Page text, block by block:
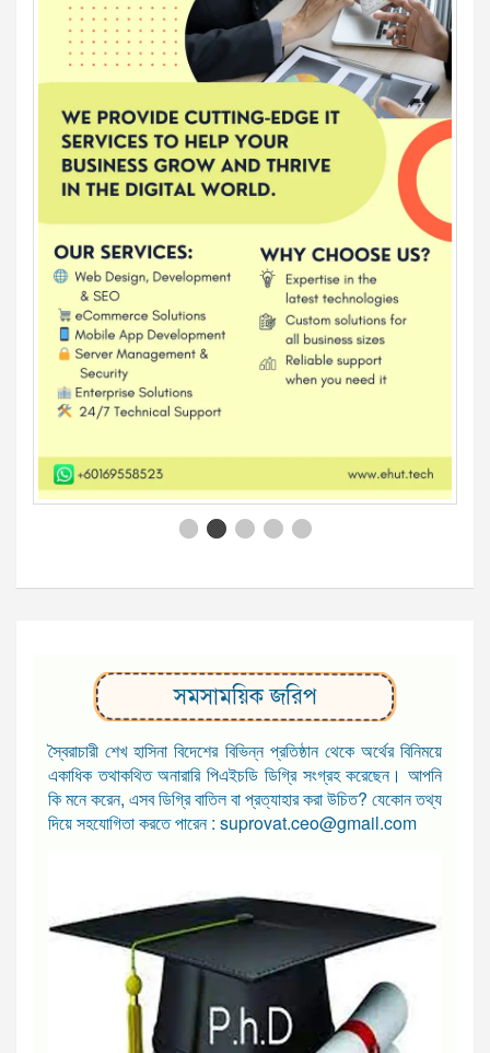
সমসাময়িক জরিপ
স্বৈরাচারী শেখ হাসিনা বিদেশের বিভিন্ন প্রতিষ্ঠান থেকে অর্থের বিনিময়ে
একাধিক তথাকথিত অনারারি পিএইচডি ডিগ্রি সংগ্রহ করেছেন। আপনি
কি মনে করেন, এসব ডিগ্রি বাতিল বা প্রত্যাহার করা উচিত? যেকোন তথ্য
দিয়ে সহযোগিতা করতে পারেন : suprovat.ceo@gmail.com